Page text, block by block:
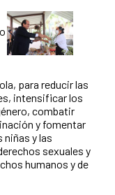
para reducir las
intensificar los
combatir
y fomentar
niñas y las
sexuales y
humanos y de